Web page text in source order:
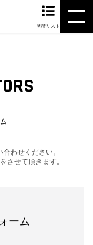
見積リスト
わせください。
させて頂きます。
ーム